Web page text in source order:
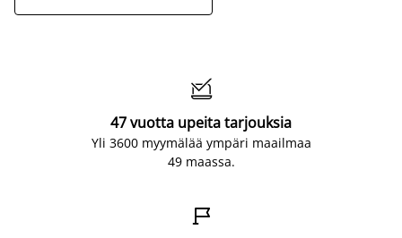

47 vuotta upeita tarjouksia
Yli 3600 myymälää ympäri maailmaa
49 maassa.
